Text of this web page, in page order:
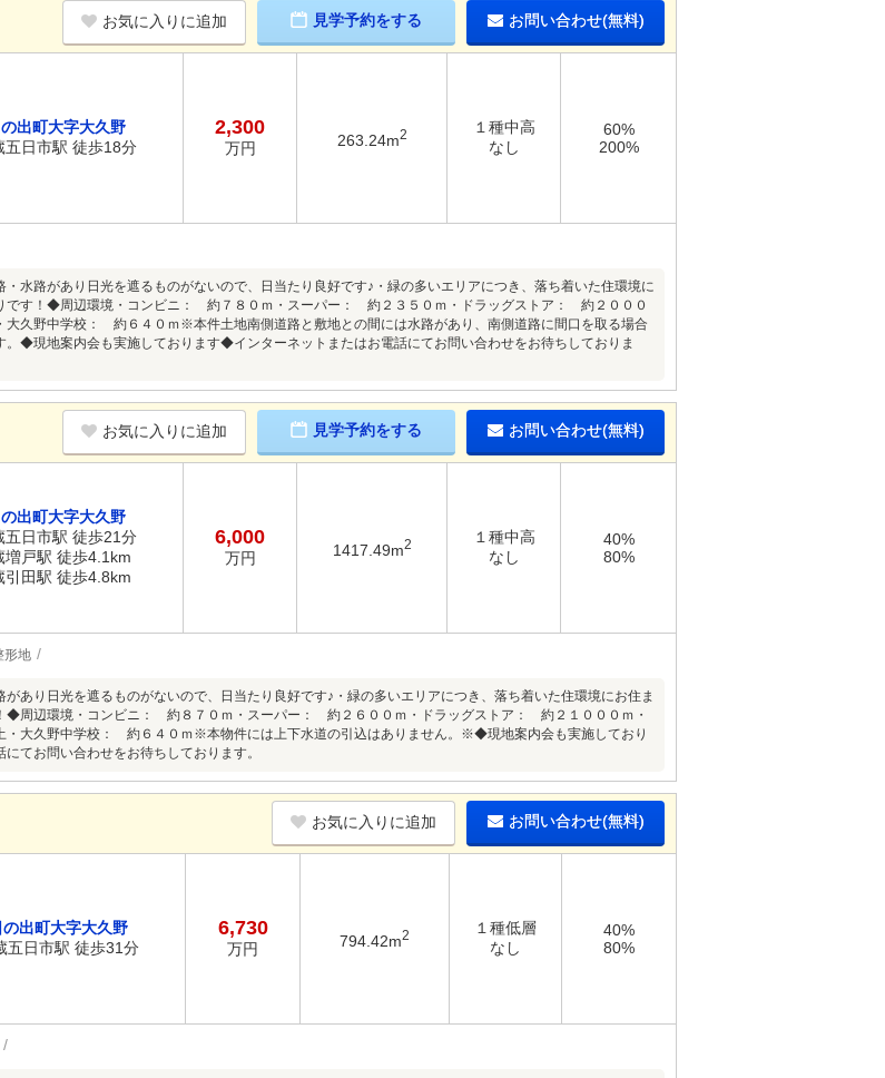
お気に入りに追加 見学予約をする お問い合わせ(無料)
出町大字大久野
五日市駅 徒歩18分
2,300
万円 263.24m2
１種中高
なし
60%
200%
水路があり日光を遮るものがないので、日当たり良好です♪・緑の多いエリアにつき、落ち着いた住環境に
です！◆周辺環境・コンビニ： 約７８０ｍ・スーパー： 約２３５０ｍ・ドラッグストア： 約２０００
久野中学校： 約６４０ｍ※本件土地南側道路と敷地との間には水路があり、南側道路に間口を取る場合
。◆現地案内会も実施しております◆インターネットまたはお電話にてお問い合わせをお待ちしておりま
お気に入りに追加 見学予約をする お問い合わせ(無料)
出町大字大久野
五日市駅 徒歩21分
増戸駅 徒歩4.1km
引田駅 徒歩4.8km
6,000
万円 1417.49m2
１種中高
なし
40%
80%
形地
あり日光を遮るものがないので、日当たり良好です♪・緑の多いエリアにつき、落ち着いた住環境にお住ま
◆周辺環境・コンビニ： 約８７０ｍ・スーパー： 約２６００ｍ・ドラッグストア： 約２１０００ｍ・
大久野中学校： 約６４０ｍ※本物件には上下水道の引込はありません。※◆現地案内会も実施しており
てお問い合わせをお待ちしております。
お気に入りに追加 お問い合わせ(無料)
出町大字大久野
五日市駅 徒歩31分
6,730
万円 794.42m2
１種低層
なし
40%
80%